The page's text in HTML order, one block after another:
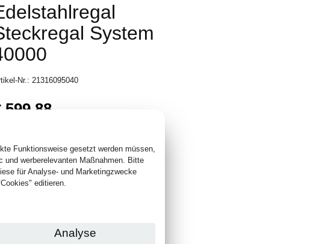
System
Nr.: 21316095040
599,88
Stck.
Funktionsweise gesetzt werden müssen,
und werberelevanten Maßnahmen. Bitte
für Analyse- und Marketingzwecke
editieren.
Analyse